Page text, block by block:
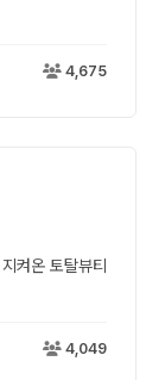
4,675
켜온 토탈뷰티
4,049